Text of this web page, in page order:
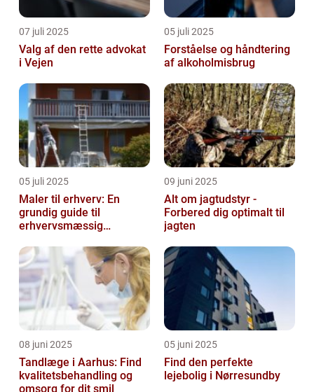
07 juli 2025
Valg af den rette advokat
i Vejen
05 juli 2025
Forståelse og håndtering
af alkoholmisbrug
05 juli 2025
Maler til erhverv: En
grundig guide til
erhvervsmæssig
09 juni 2025
Alt om jagtudstyr -
Forbered dig optimalt til
jagten
08 juni 2025
Tandlæge i Aarhus: Find
kvalitetsbehandling og
omsorg for dit smil
05 juni 2025
Find den perfekte
lejebolig i Nørresundby